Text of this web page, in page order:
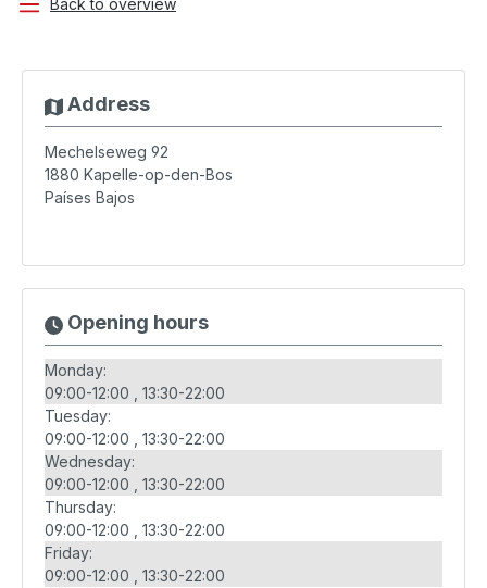
Back to overview
Address
Mechelseweg 92
1880 Kapelle-op-den-Bos
Países Bajos
Opening hours
Monday:
09:00-12:00
13:30-22:00
Tuesday:
09:00-12:00
13:30-22:00
Wednesday:
09:00-12:00
13:30-22:00
Thursday:
09:00-12:00
13:30-22:00
Friday:
09:00-12:00
13:30-22:00